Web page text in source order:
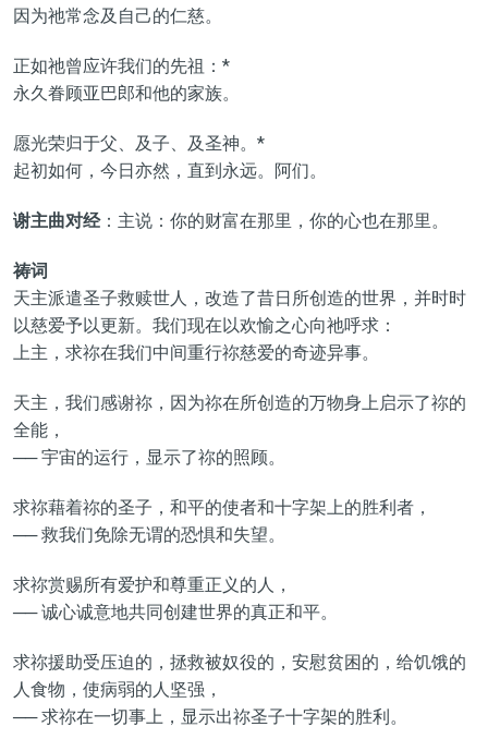
因为祂常念及自己的仁慈。
正如祂曾应许我们的先祖：*
永久眷顾亚巴郎和他的家族。
愿光荣归于父、及子、及圣神。*
起初如何，今日亦然，直到永远。阿们。
谢主曲对经：主说：你的财富在那里，你的心也在那里。
祷词
天主派遣圣子救赎世人，改造了昔日所创造的世界，并时时
以慈爱予以更新。我们现在以欢愉之心向祂呼求：
上主，求祢在我们中间重行祢慈爱的奇迹异事。
天主，我们感谢祢，因为祢在所创造的万物身上启示了祢的
全能，
── 宇宙的运行，显示了祢的照顾。
求祢藉着祢的圣子，和平的使者和十字架上的胜利者，
── 救我们免除无谓的恐惧和失望。
求祢赏赐所有爱护和尊重正义的人，
── 诚心诚意地共同创建世界的真正和平。
求祢援助受压迫的，拯救被奴役的，安慰贫困的，给饥饿的
人食物，使病弱的人坚强，
── 求祢在一切事上，显示出祢圣子十字架的胜利。